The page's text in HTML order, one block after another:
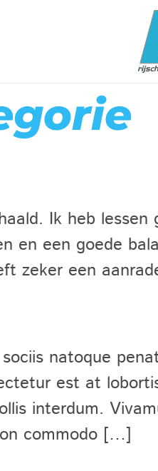
Ik heb lessen
en een goede
zeker een
natoque
est at
interdum.
commodo […]